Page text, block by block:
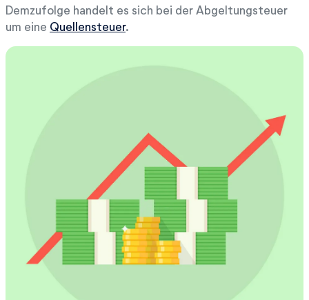
Demzufolge handelt es sich bei der Abgeltungsteuer
um eine Quellensteuer.